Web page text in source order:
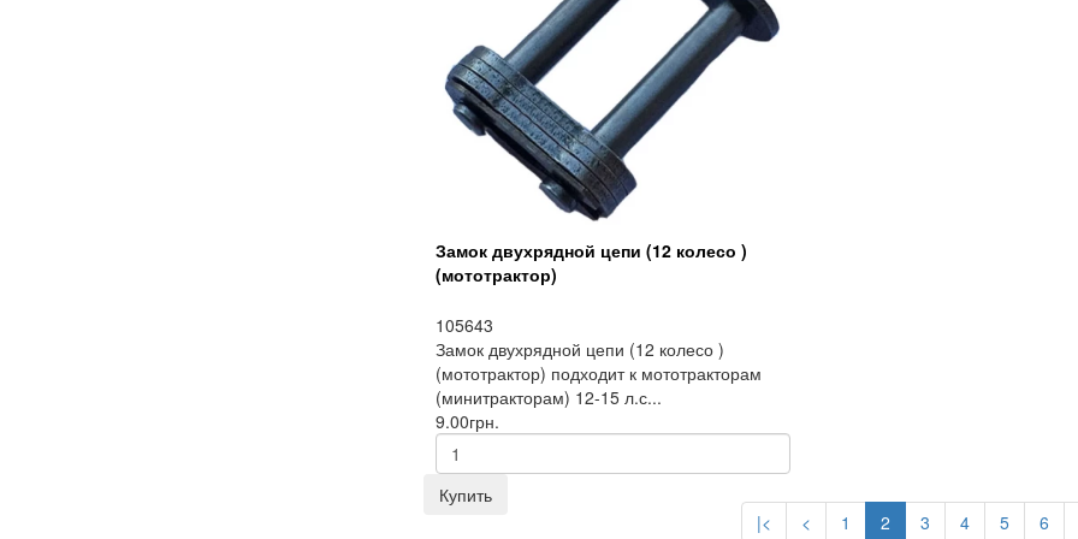
Замок двухрядной цепи (12 колесо )
(мототрактор)
105643
Замок двухрядной цепи (12 колесо )
(мототрактор) подходит к мототракторам
(минитракторам) 12-15 л.с...
9.00грн.
Купить
|<
< 1 2 3 4 5 6